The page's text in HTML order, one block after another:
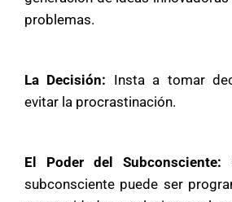
problemas.
La Decisión: Insta a tomar
evitar la procrastinación.
El Poder del Subconsciente:
subconsciente puede ser